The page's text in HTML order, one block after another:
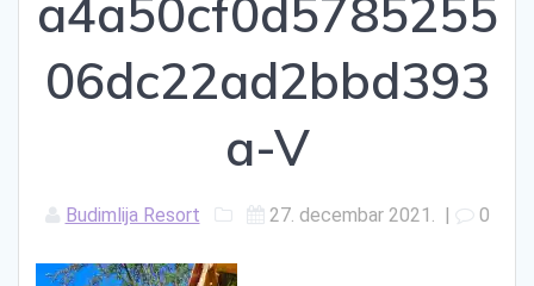
a4a50cf0d5785255
06dc22ad2bbd393
a-V
Budimlija Resort 27. decembar 2021. | 0